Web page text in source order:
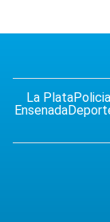
La Plata
Ensenada